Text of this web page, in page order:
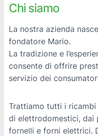
Chi siamo
La nostra azienda
fondatore Mario.
La tradizione e
consente di offrire
servizio dei
Trattiamo tutti i
di elettrodomestici, dai
fornelli e forni elettrici.